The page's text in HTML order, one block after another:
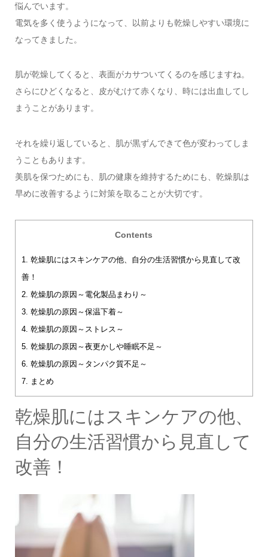
悩んでいます。
電気を多く使うようになって、以前よりも乾燥しやすい環境に
なってきました。
肌が乾燥してくると、表面がカサついてくるのを感じますね。
さらにひどくなると、皮がむけて赤くなり、時には出血してし
まうことがあります。
それを繰り返していると、肌が黒ずんできて色が変わってしま
うこともあります。
美肌を保つためにも、肌の健康を維持するためにも、乾燥肌は
早めに改善するように対策を取ることが大切です。
Contents
1. 乾燥肌にはスキンケアの他、自分の生活習慣から見直して改
善！
2. 乾燥肌の原因～電化製品まわり～
3. 乾燥肌の原因～保温下着～
4. 乾燥肌の原因～ストレス～
5. 乾燥肌の原因～夜更かしや睡眠不足～
6. 乾燥肌の原因～タンパク質不足～
7. まとめ
乾燥肌にはスキンケアの他、
自分の生活習慣から見直して
改善！